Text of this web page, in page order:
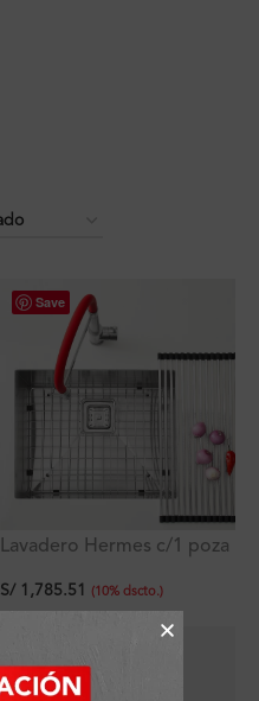
Save
Lavadero Hermes c/1 poza
53.3×40.6×25.4 cm
S/1,785.51 (10% dscto.)